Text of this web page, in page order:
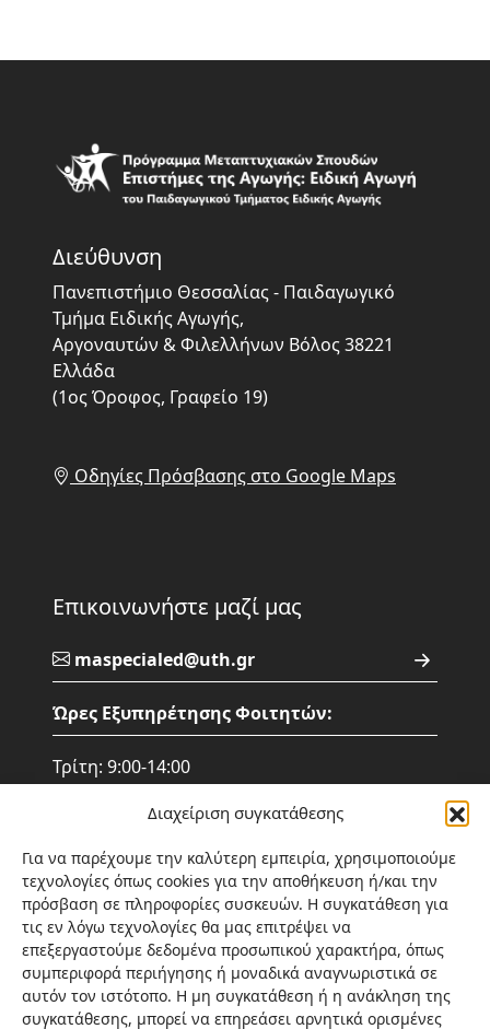
Διαχείριση συγκατάθεσης
Για να παρέχουμε την καλύτερη εμπειρία, χρησιμοποιούμε
τεχνολογίες όπως cookies για την αποθήκευση ή/και την
πρόσβαση σε πληροφορίες συσκευών. Η συγκατάθεση για
τις εν λόγω τεχνολογίες θα μας επιτρέψει να
επεξεργαστούμε δεδομένα προσωπικού χαρακτήρα, όπως
συμπεριφορά περιήγησης ή μοναδικά αναγνωριστικά σε
αυτόν τον ιστότοπο. Η μη συγκατάθεση ή η ανάκληση της
συγκατάθεσης, μπορεί να επηρεάσει αρνητικά ορισμένες
Διεύθυνση
Πανεπιστήμιο Θεσσαλίας - Παιδαγωγικό
Τμήμα Ειδικής Αγωγής,
Αργοναυτών & Φιλελλήνων Βόλος 38221
Ελλάδα
(1ος Όροφος, Γραφείο 19)
Οδηγίες Πρόσβασης στο Google Maps
Επικοινωνήστε μαζί μας
maspecialed@uth.gr
Ώρες Εξυπηρέτησης Φοιτητών:
Τρίτη: 9:00-14:00
Πέμπτη: 9:00- 14:00
Παρασκευή: 15:00 – 20:00
Σάββατο: 9:00 - 14:00
Σημείωση: Η επικοινωνία γίνεται
αποκλειστικά τις ώρες που αναφέρονται
παραπάνω ή ηλεκτρονικά.
(+30) 24210-74756